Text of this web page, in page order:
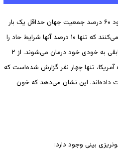
وقوع خون دماغ در سطح جهانی حدود ۶۰ درصد جمعیت جهان حداقل یک بار
در زندگی خود خونریزی بینی را تجربه می‌کنند که تنها ۱۰ درصد آنها شرایط حاد را
دارند و باید به پزشک مراجعه کنند، مابقی به خودی خود درمان می‌شوند. از ۲
متحده آمریکا، تنها چهار نفر گزارش ‌شده‌است که
داده‌اند. این نشان می‌دهد که خون
بینی وجود دارد: